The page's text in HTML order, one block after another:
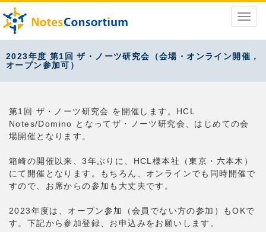
2023年度 第1回 ザ・ノーツ研究会（会場・オンライン開催，
オープン参加可）
第1回 ザ・ノーツ研究会 を開催します。HCL
Notes/Domino となってザ・ノーツ研究会、はじめての会
場開催となります。
箱崎の開催以来、3年ぶりに、HCL様本社（東京・六本木）
にて開催となります。もちろん、オンラインでも同時開催で
すので、お席からの参加も大丈夫です。
2023年度は、オープン参加（会員でない方の参加）もOKで
す。下記から参加登録、お申込みをお願いします。